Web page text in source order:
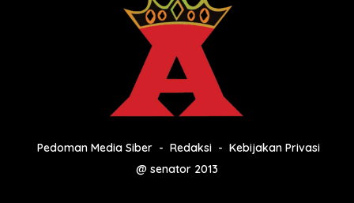
Pedoman Media Siber Redaksi
Kebijakan Privasi
@ senator 2013